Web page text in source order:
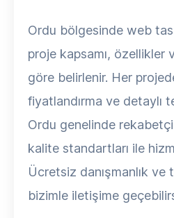
Ordu bölgesinde web
proje kapsamı, özellikler
göre belirlenir. Her
fiyatlandırma ve detaylı
Ordu genelinde
kalite standartları ile
Ücretsiz danışmanlık ve
bizimle iletişime